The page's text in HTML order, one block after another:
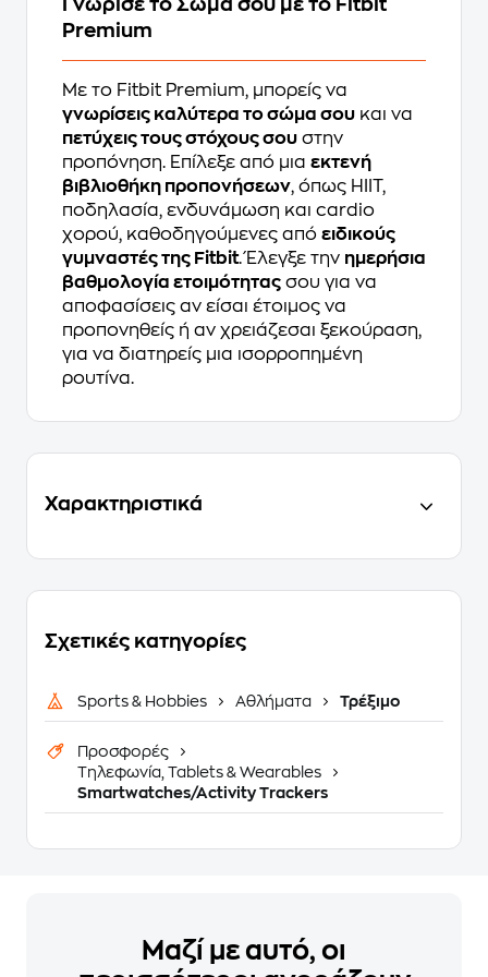
Γνώρισε το Σώμα σου με το Fitbit
Premium
Με το Fitbit Premium, μπορείς να
γνωρίσεις καλύτερα το σώμα σου και να
πετύχεις τους στόχους σου στην
προπόνηση. Επίλεξε από μια εκτενή
βιβλιοθήκη προπονήσεων, όπως HIIT,
ποδηλασία, ενδυνάμωση και cardio
χορού, καθοδηγούμενες από ειδικούς
γυμναστές της Fitbit. Έλεγξε την ημερήσια
βαθμολογία ετοιμότητας σου για να
αποφασίσεις αν είσαι έτοιμος να
προπονηθείς ή αν χρειάζεσαι ξεκούραση,
για να διατηρείς μια ισορροπημένη
ρουτίνα.
Χαρακτηριστικά
Σχετικές κατηγορίες
Sports & Hobbies Αθλήματα Τρέξιμο
Προσφορές
Τηλεφωνία, Tablets & Wearables
Smartwatches/Activity Trackers
Μαζί με αυτό, οι